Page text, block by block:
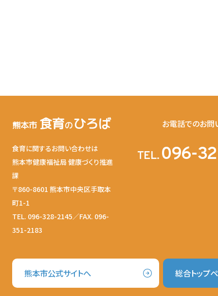
熊本市 食育のひろば
食育に関するお問い合わせは
熊本市健康福祉局 健康づくり推進
課
〒860-8601 熊本市中央区手取本
町1-1
TEL. 096-328-2145／FAX. 096-
351-2183
お電話でのお問
TEL. 096-
熊本市公式サイトへ 総合トップ